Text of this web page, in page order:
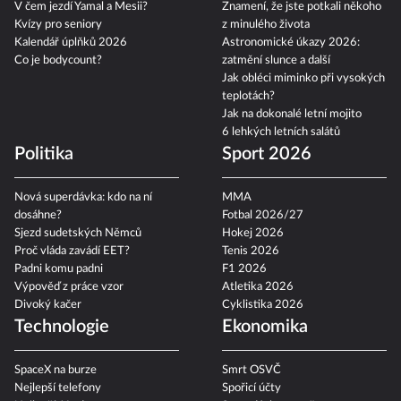
V čem jezdí Yamal a Mesii?
Kvízy pro seniory
Kalendář úplňků 2026
Co je bodycount?
Znamení, že jste potkali někoho
z minulého života
Astronomické úkazy 2026:
zatmění slunce a další
Jak obléci miminko při vysokých
teplotách?
Jak na dokonalé letní mojito
6 lehkých letních salátů
Politika
Nová superdávka: kdo na ní
dosáhne?
Sjezd sudetských Němců
Proč vláda zavádí EET?
Padni komu padni
Výpověď z práce vzor
Divoký kačer
Sport 2026
MMA
Fotbal 2026/27
Hokej 2026
Tenis 2026
F1 2026
Atletika 2026
Cyklistika 2026
Technologie
SpaceX na burze
Nejlepší telefony
Ekonomika
Smrt OSVČ
Spořicí účty